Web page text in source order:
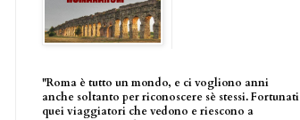
"Roma è tutto un mondo, e ci vogliono anni
anche soltanto per riconoscere sè stessi. Fortunati
quei viaggiatori che vedono e riescono a